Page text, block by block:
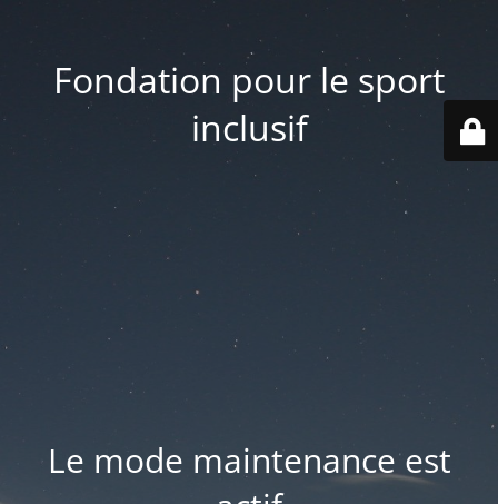
Fondation pour le sport
inclusif
Le mode maintenance est